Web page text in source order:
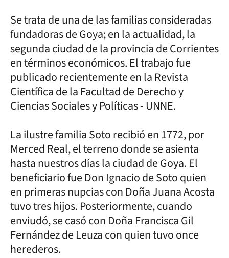
Se trata de una de las familias consideradas
fundadoras de Goya; en la actualidad, la
segunda ciudad de la provincia de Corrientes
en términos económicos. El trabajo fue
publicado recientemente en la Revista
Científica de la Facultad de Derecho y
Ciencias Sociales y Políticas - UNNE.
La ilustre familia Soto recibió en 1772, por
Merced Real, el terreno donde se asienta
hasta nuestros días la ciudad de Goya. El
beneficiario fue Don Ignacio de Soto quien
en primeras nupcias con Doña Juana Acosta
tuvo tres hijos. Posteriormente, cuando
enviudó, se casó con Doña Francisca Gil
Fernández de Leuza con quien tuvo once
herederos.